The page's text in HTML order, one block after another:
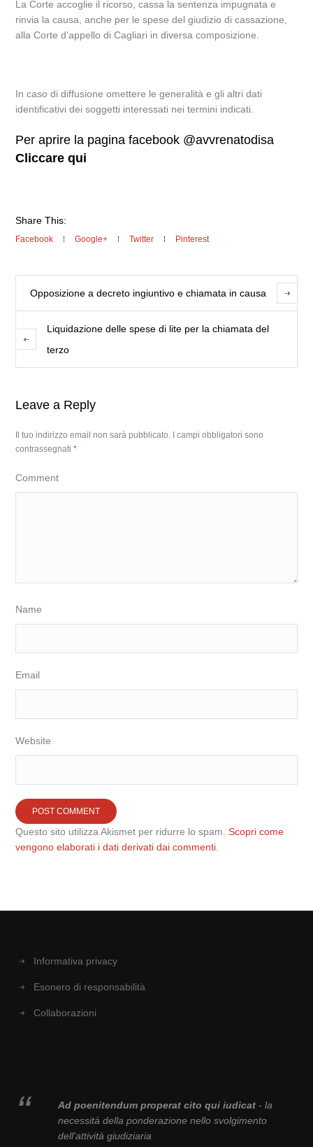
La Corte accoglie il ricorso, cassa la sentenza impugnata e
rinvia la causa, anche per le spese del giudizio di cassazione,
alla Corte d’appello di Cagliari in diversa composizione.
In caso di diffusione omettere le generalità e gli altri dati
identificativi dei soggetti interessati nei termini indicati.
Per aprire la pagina facebook @avvrenatodisa
Cliccare qui
Share This:
Facebook Google+ Twitter Pinterest
Opposizione a decreto ingiuntivo e chiamata in causa
Liquidazione delle spese di lite per la chiamata del
terzo
Leave a Reply
Il tuo indirizzo email non sarà pubblicato.
I campi obbligatori sono
contrassegnati*
Comment
Name
Email
Website
Questo sito utilizza Akismet per ridurre lo spam.Scopri come
vengono elaborati i dati derivati dai commenti
Informativa privacy
Esonero di responsabilità
Collaborazioni
Ad poenitendum properat cito qui iudicat- la
necessità della ponderazione nello svolgimento
dell'attività giudiziaria